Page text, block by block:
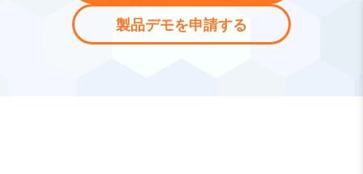
製品デモを申請する